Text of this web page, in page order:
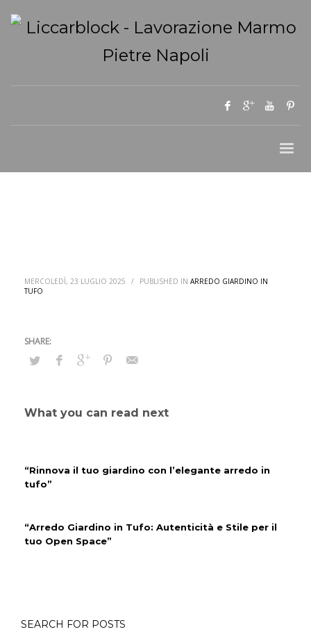
MERCOLEDÌ, 23 LUGLIO 2025 / PUBLISHED IN ARREDO GIARDINO IN
TUFO
What you can read next
“Rinnova il tuo giardino con l’elegante arredo in
tufo”
“Arredo Giardino in Tufo: Autenticità e Stile per il
tuo Open Space”
SEARCH FOR POSTS